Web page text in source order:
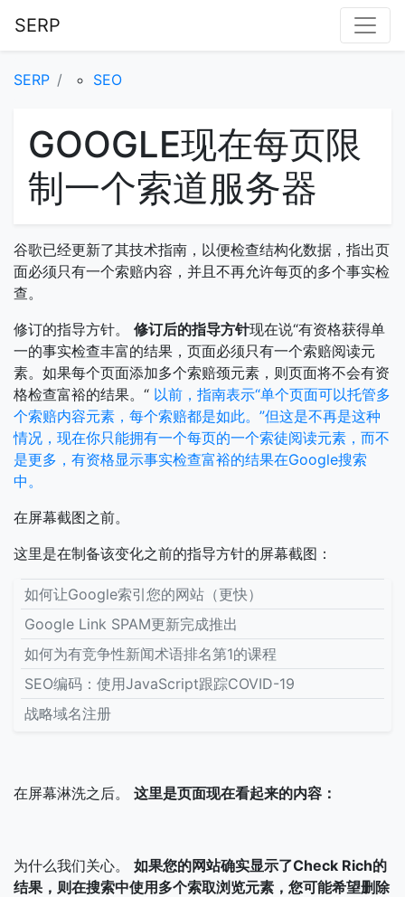
SERP
SERP SEO
GOOGLE现在每页限
制一个索道服务器
谷歌已经更新了其技术指南，以便检查结构化数据，指出页
面必须只有一个索赔内容，并且不再允许每页的多个事实检
查。
修订的指导方针。 修订后的指导方针现在说“有资格获得单
一的事实检查丰富的结果，页面必须只有一个索赔阅读元
素。如果每个页面添加多个索赔颈元素，则页面将不会有资
格检查富裕的结果。“ 以前，指南表示“单个页面可以托管多
个索赔内容元素，每个索赔都是如此。”但这是不再是这种
情况，现在你只能拥有一个每页的一个索徒阅读元素，而不
是更多，有资格显示事实检查富裕的结果在Google搜索
中。
在屏幕截图之前。
这里是在制备该变化之前的指导方针的屏幕截图：
如何让Google索引您的网站（更快）
Google Link SPAM更新完成推出
如何为有竞争性新闻术语排名第1的课程
SEO编码：使用JavaScript跟踪COVID-19
战略域名注册
在屏幕淋洗之后。 这里是页面现在看起来的内容：
为什么我们关心。 如果您的网站确实显示了Check Rich的
结果，则在搜索中使用多个索取浏览元素，您可能希望删除